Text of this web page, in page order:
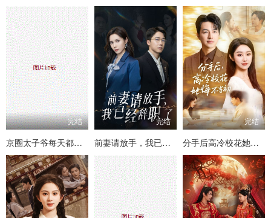
完结
京圈太子爷每天都想转正
完结
前妻请放手，我已经辞职了
完结
分手后高冷校花她悔不当初